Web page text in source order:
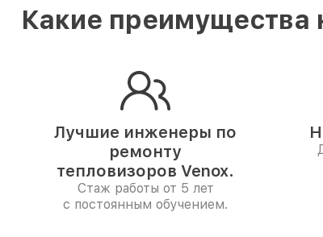
Какие преимущества
Лучшие инженеры по
ремонту
тепловизоров Venox.
Стаж работы от 5 лет
с постоянным обучением.